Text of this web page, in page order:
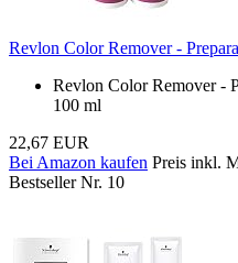
Revlon Color Remover -
Revlon Color Remover -
100 ml
22,67 EUR
Bei Amazon kaufen Preis inkl.
Bestseller Nr. 10